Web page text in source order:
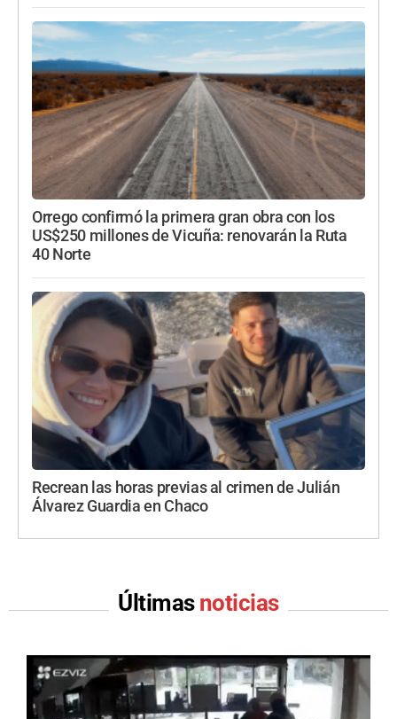
Orrego confirmó la primera gran obra con los
US$250 millones de Vicuña: renovarán la Ruta
40 Norte
Recrean las horas previas al crimen de Julián
Álvarez Guardia en Chaco
Últimas noticias